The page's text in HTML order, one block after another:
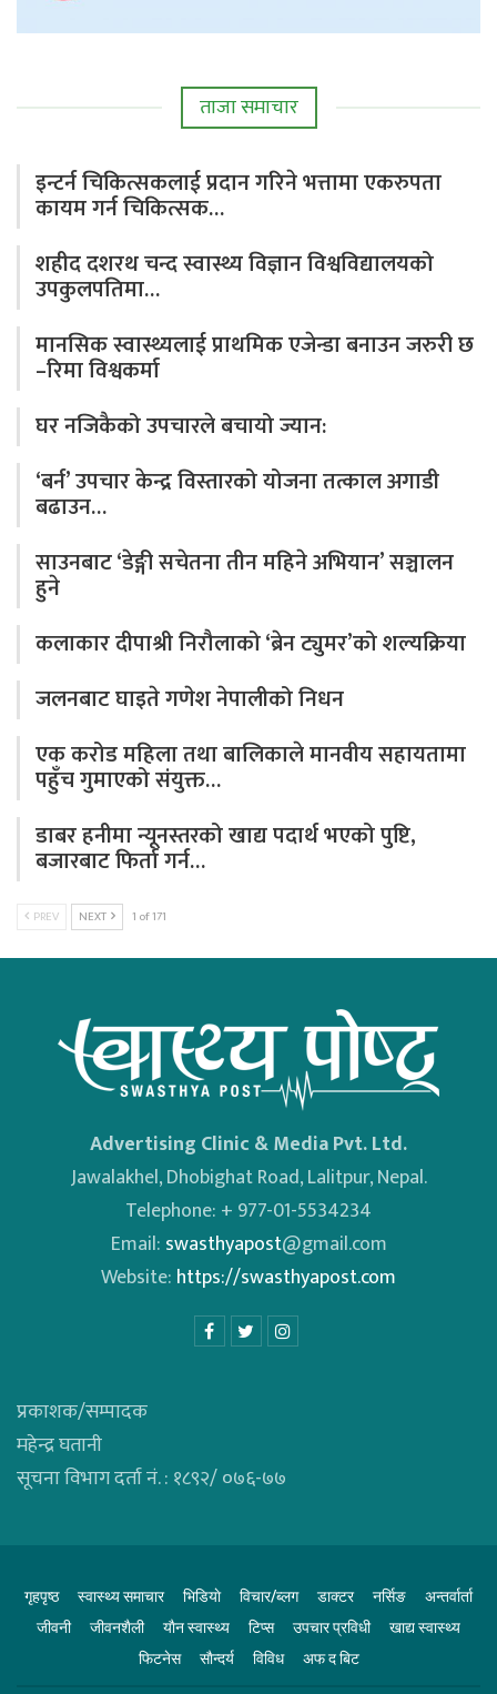
ताजा समाचार
इन्टर्न चिकित्सकलाई प्रदान गरिने भत्तामा एकरुपता
कायम गर्न चिकित्सक…
शहीद दशरथ चन्द स्वास्थ्य विज्ञान विश्वविद्यालयको
उपकुलपतिमा…
मानसिक स्वास्थ्यलाई प्राथमिक एजेन्डा बनाउन जरुरी छ
–रिमा विश्वकर्मा
घर नजिकैको उपचारले बचायो ज्यान:
‘बर्न’ उपचार केन्द्र विस्तारको योजना तत्काल अगाडी
बढाउन…
साउनबाट ‘डेङ्गी सचेतना तीन महिने अभियान’ सञ्चालन
हुने
कलाकार दीपाश्री निरौलाको ‘ब्रेन ट्युमर’को शल्यक्रिया
जलनबाट घाइते गणेश नेपालीको निधन
एक करोड महिला तथा बालिकाले मानवीय सहायतामा
पहुँच गुमाएको संयुक्त…
डाबर हनीमा न्यूनस्तरको खाद्य पदार्थ भएको पुष्टि,
बजारबाट फिर्ता गर्न…
PREV NEXT 1 of 171
Advertising Clinic & Media Pvt. Ltd.
Jawalakhel, Dhobighat Road, Lalitpur, Nepal.
Telephone: + 977-01-5534234
Email: swasthyapost@gmail.com
Website: https://swasthyapost.com
प्रकाशक/सम्पादक
महेन्द्र घतानी
सूचना विभाग दर्ता नं. : १८९२/ ०७६-७७
गृहपृष्ठ स्वास्थ्य समाचार भिडियाे विचार/ब्लग डाक्टर नर्सिङ
अन्तर्वार्ता
जीवनी
जीवनशैली याैन स्वास्थ्य टिप्स उपचार प्रविधी
खाद्य स्वास्थ्य
फिटनेस
साैन्दर्य विविध अफ द बिट